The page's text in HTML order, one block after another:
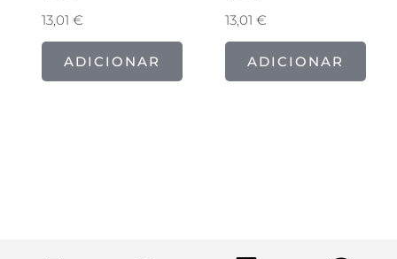
13,01 €
ADICIONAR
13,01€
ADICIONAR